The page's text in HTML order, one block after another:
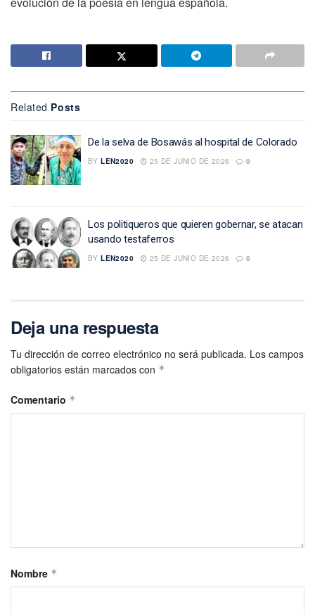
Related Posts
De la selva de Bosawás al hospital de Colorado
BY LEN2020 25 DE JUNIO DE 2026 0
Los politiqueros que quieren gobernar, se atacan
usando testaferros
BY LEN2020 25 DE JUNIO DE 2026 0
Deja una respuesta
Tu dirección de correo electrónico no será publicada. Los campos
obligatorios están marcados con *
Comentario *
Nombre *